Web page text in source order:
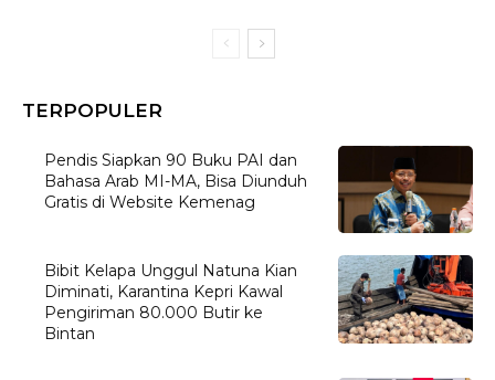
TERPOPULER
Pendis Siapkan 90 Buku PAI dan
Bahasa Arab MI-MA, Bisa Diunduh
Gratis di Website Kemenag
Bibit Kelapa Unggul Natuna Kian
Diminati, Karantina Kepri Kawal
Pengiriman 80.000 Butir ke
Bintan